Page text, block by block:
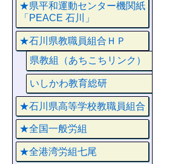
★県平和運動センター機関紙
「PEACE 石川」
★石川県教職員組合ＨＰ
県教組（あちこちリンク）
いしかわ教育総研
★石川県高等学校教職員組合
★全国一般労組
★全港湾労組七尾